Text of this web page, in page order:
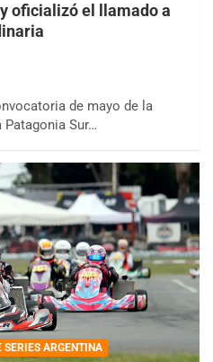
oficializó el llamado a
de mayo de la
Sur…
SERIES ARGENTINA